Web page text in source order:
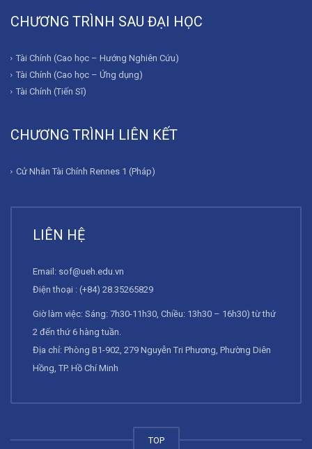
CHƯƠNG TRÌNH SAU ĐẠI HỌC
Tài Chính (Cao học – Hướng Nghiên Cứu)
Tài Chính (Cao học – Ứng dụng)
Tài Chính (Tiến Sĩ)
CHƯƠNG TRÌNH LIÊN KẾT
Cử Nhân Tài Chính Rennes 1 (Pháp)
LIÊN HỆ
Email: sof@ueh.edu.vn
Điện thoại : (+84) 28.35265829
Giờ làm việc: Sáng: 7h30-11h30, Chiều: 13h30 – 16h30) từ thứ
2 đến thứ 6 hàng tuần.
Địa chỉ: Phòng B1-902, 279 Nguyễn Tri Phương, Phường Diên
Hồng, TP. Hồ Chí Minh
TOP